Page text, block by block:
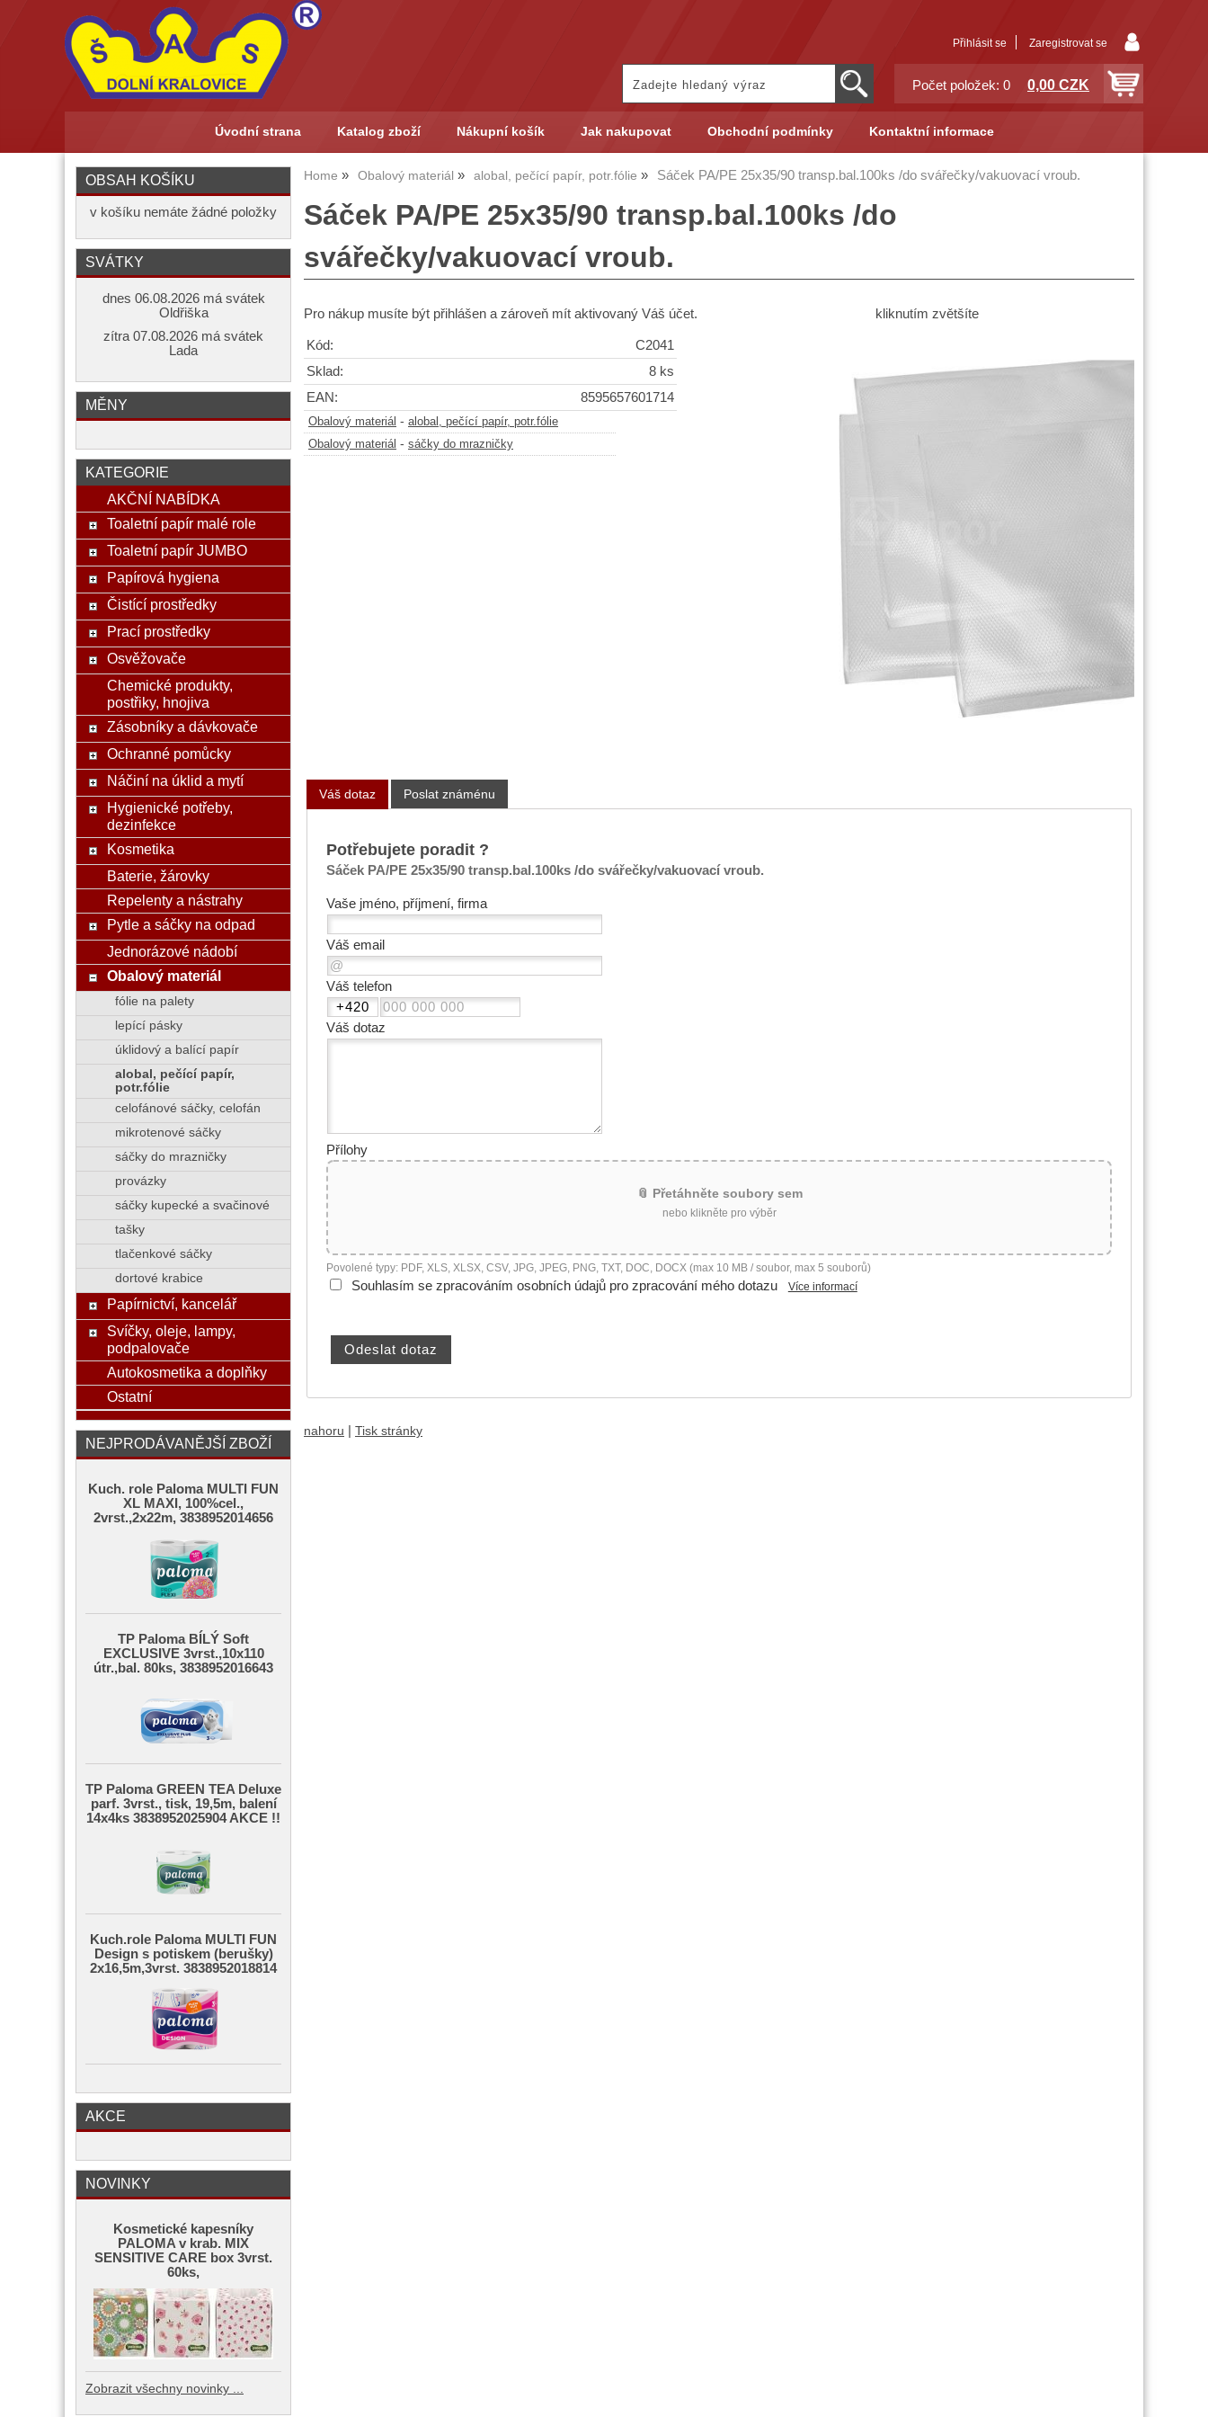
Přihlásit se Zaregistrovat se
Počet položek: 0 0,00 CZK
Úvodní strana Katalog zboží Nákupní košík Jak nakupovat Obchodní podmínky Kontaktní informace
Home Obalový materiál alobal, pečící papír, potr.fólie Sáček PA/PE 25x35/90 transp.bal.100ks /do svářečky/vakuovací vroub.
Sáček PA/PE 25x35/90 transp.bal.100ks /do
svářečky/vakuovací vroub.
kliknutím zvětšíte
Pro nákup musíte být přihlášen a zároveň mít aktivovaný Váš účet.
Kód:
C2041
Sklad:
8 ks
EAN:
8595657601714
Obalový materiál - alobal, pečící papír, potr.fólie
Obalový materiál - sáčky do mrazničky
Váš dotaz Poslat známénu
Potřebujete poradit ?
Sáček PA/PE 25x35/90 transp.bal.100ks /do svářečky/vakuovací vroub.
Vaše jméno, příjmení, firma
Váš email
Váš telefon
Váš dotaz
Přílohy
📎 Přetáhněte soubory sem
nebo klikněte pro výběr
Povolené typy: PDF, XLS, XLSX, CSV, JPG, JPEG, PNG, TXT, DOC, DOCX (max 10 MB / soubor, max 5 souborů)
Souhlasím se zpracováním osobních údajů pro zpracování mého dotazu Více informací
nahoru Tisk stránky
OBSAH KOŠÍKU
v košíku nemáte žádné položky
SVÁTKY
dnes 06.08.2026 má svátek
Oldřiška
zítra 07.08.2026 má svátek
Lada
MĚNY
KATEGORIE
AKČNÍ NABÍDKA
Toaletní papír malé role
Toaletní papír JUMBO
Papírová hygiena
Čistící prostředky
Prací prostředky
Osvěžovače
Chemické produkty,
postřiky, hnojiva
Zásobníky a dávkovače
Ochranné pomůcky
Náčiní na úklid a mytí
Hygienické potřeby,
dezinfekce
Kosmetika
Baterie, žárovky
Repelenty a nástrahy
Pytle a sáčky na odpad
Jednorázové nádobí
Obalový materiál
fólie na palety
lepící pásky
úklidový a balící papír
alobal, pečící papír,
potr.fólie
celofánové sáčky, celofán
mikrotenové sáčky
sáčky do mrazničky
provázky
sáčky kupecké a svačinové
tašky
tlačenkové sáčky
dortové krabice
Papírnictví, kancelář
Svíčky, oleje, lampy,
podpalovače
Autokosmetika a doplňky
Ostatní
NEJPRODÁVANĚJŠÍ ZBOŽÍ
Kuch. role Paloma MULTI FUN
XL MAXI, 100%cel.,
2vrst.,2x22m, 3838952014656
TP Paloma BÍLÝ Soft
EXCLUSIVE 3vrst.,10x110
útr.,bal. 80ks, 3838952016643
TP Paloma GREEN TEA Deluxe
parf. 3vrst., tisk, 19,5m, balení
14x4ks 3838952025904 AKCE !!
Kuch.role Paloma MULTI FUN
Design s potiskem (berušky)
2x16,5m,3vrst. 3838952018814
AKCE
NOVINKY
Kosmetické kapesníky
PALOMA v krab. MIX
SENSITIVE CARE box 3vrst.
60ks,
Zobrazit všechny novinky ...